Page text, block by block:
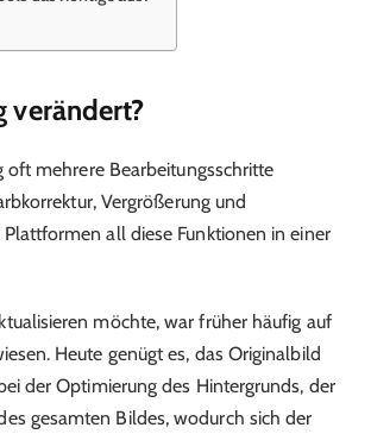
verändert?
mehrere Bearbeitungsschritte
Vergrößerung und
all diese Funktionen in einer
möchte, war früher häufig auf
Heute genügt es, das Originalbild
der Optimierung des Hintergrunds, der
gesamten Bildes, wodurch sich der